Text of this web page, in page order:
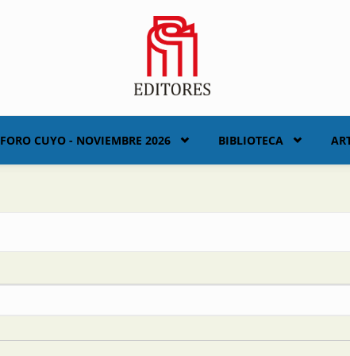
FORO CUYO - NOVIEMBRE 2026 BIBLIOTECA